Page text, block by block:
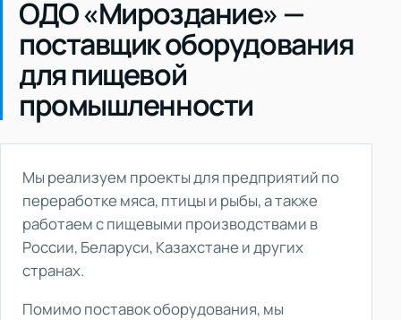
ОДО «Мироздание» —
поставщик оборудования
для пищевой
промышленности
Мы реализуем проекты для предприятий по
переработке мяса, птицы и рыбы, а также
работаем с пищевыми производствами в
России, Беларуси, Казахстане и других
странах.
Помимо поставок оборудования, мы